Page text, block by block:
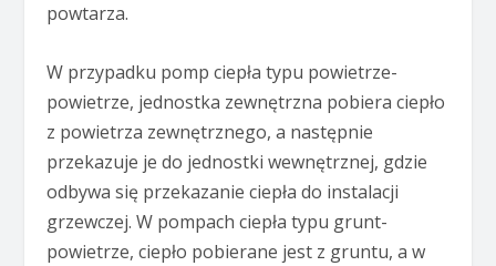
powtarza.
W przypadku pomp ciepła typu powietrze-
powietrze, jednostka zewnętrzna pobiera ciepło
z powietrza zewnętrznego, a następnie
przekazuje je do jednostki wewnętrznej, gdzie
odbywa się przekazanie ciepła do instalacji
grzewczej. W pompach ciepła typu grunt-
powietrze, ciepło pobierane jest z gruntu, a w